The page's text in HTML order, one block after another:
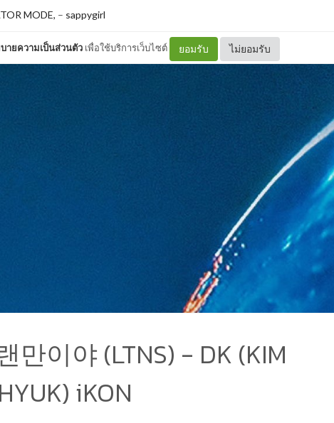
ายความเป็นส่วนตัว เพื่อใช้บริการเว็บไซต์ ยอมรับ ไม่ยอมรับ
MODE, – sappygirl
만이야 (LTNS) - DK (KIM
iKON